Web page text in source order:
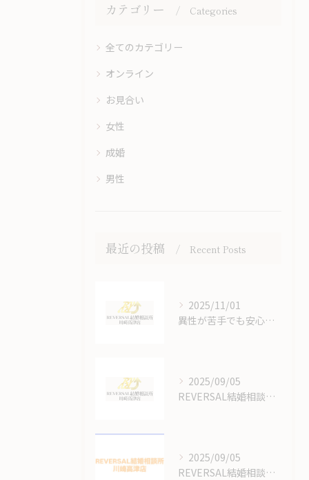
カテゴリー Categories
全てのカテゴリー
オンライン
お見合い
女性
成婚
男性
最近の投稿 Recent Posts
2025/11/01
異性が苦手でも安心できる結婚相談所のオンラインサポート体制
2025/09/05
REVERSAL結婚相談所川崎高津店の結婚相談所の料金はいくらかかるの？
2025/09/05
REVERSAL結婚相談所のサイトをリニューアルしてます！